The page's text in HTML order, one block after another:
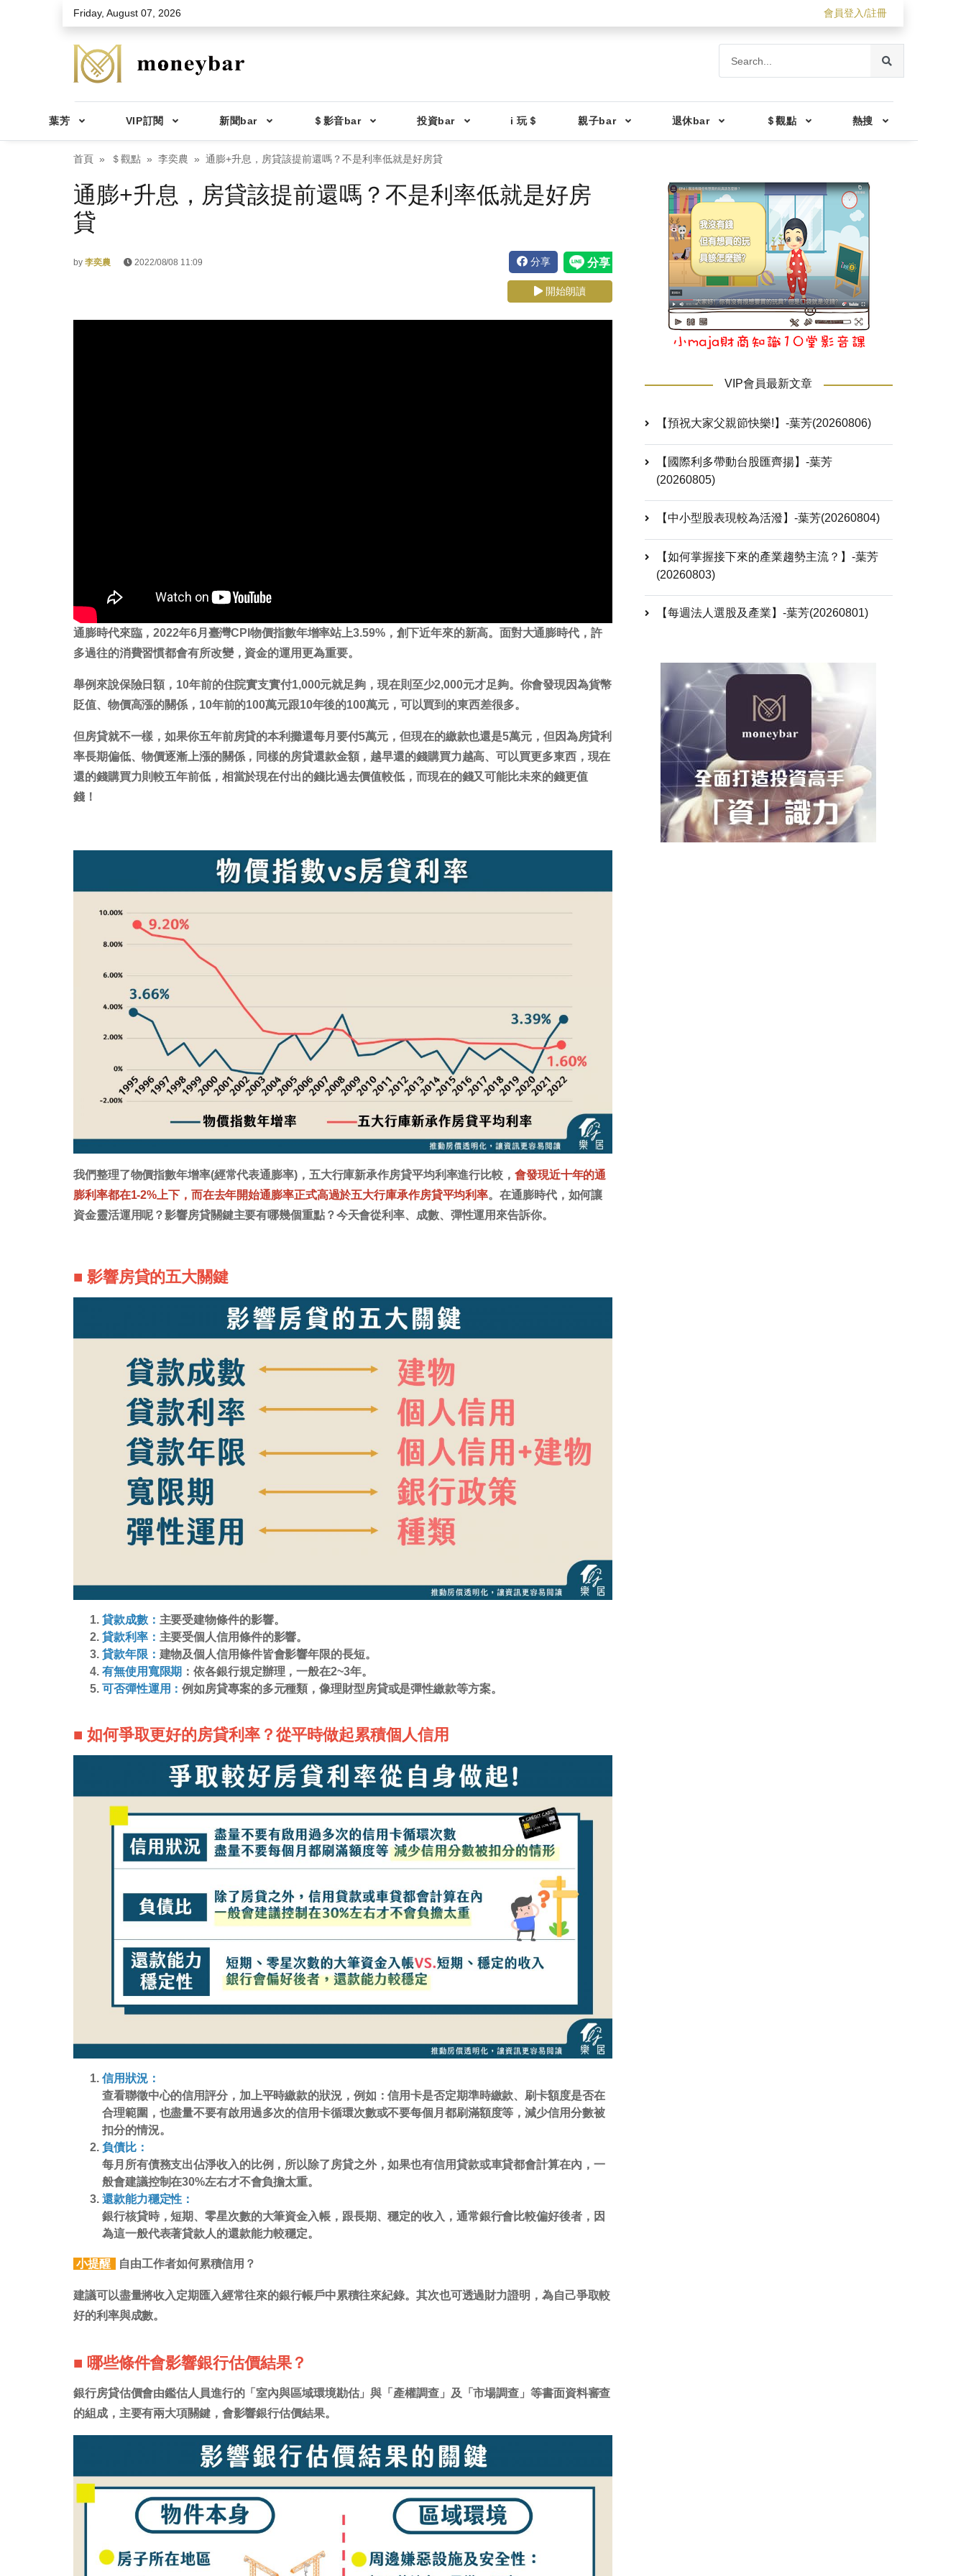
Skip to main contentFriday, August 07, 2026 會員登入/註冊
葉芳 VIP訂閱 新聞bar ＄影音bar 投資bar i 玩＄ 親子bar 退休bar ＄觀點 熱搜
首頁 ＄觀點 李奕農 通膨+升息，房貸該提前還嗎？不是利率低就是好房貸
通膨+升息，房貸該提前還嗎？不是利率低就是好房
貸
by 李奕農 2022/08/08 11:09 分享
開始朗讀
通膨時代來臨，2022年6月臺灣CPI物價指數年增率站上3.59%，創下近年來的新高。面對大通膨時代，許
多過往的消費習慣都會有所改變，資金的運用更為重要。
舉例來說保險日額，10年前的住院實支實付1,000元就足夠，現在則至少2,000元才足夠。你會發現因為貨幣
貶值、物價高漲的關係，10年前的100萬元跟10年後的100萬元，可以買到的東西差很多。
但房貸就不一樣，如果你五年前房貸的本利攤還每月要付5萬元，但現在的繳款也還是5萬元，但因為房貸利
率長期偏低、物價逐漸上漲的關係，同樣的房貸還款金額，越早還的錢購買力越高、可以買更多東西，現在
還的錢購買力則較五年前低，相當於現在付出的錢比過去價值較低，而現在的錢又可能比未來的錢更值
錢！
我們整理了物價指數年增率(經常代表通膨率)，五大行庫新承作房貸平均利率進行比較， 會發現近十年的通
膨利率都在1-2%上下，而在去年開始通膨率正式高過於五大行庫承作房貸平均利率。在通膨時代，如何讓
資金靈活運用呢？影響房貸關鍵主要有哪幾個重點？今天會從利率、成數、彈性運用來告訴你。
■ 影響房貸的五大關鍵
貸款成數： 主要受建物條件的影響。
貸款利率： 主要受個人信用條件的影響。
貸款年限： 建物及個人信用條件皆會影響年限的長短。
有無使用寬限期 ：依各銀行規定辦理，一般在2~3年。
可否彈性運用：例如房貸專案的多元種類，像理財型房貸或是彈性繳款等方案。
■ 如何爭取更好的房貸利率？從平時做起累積個人信用
信用狀況：
查看聯徵中心的信用評分，加上平時繳款的狀況，例如：信用卡是否定期準時繳款、刷卡額度是否在
合理範圍，也盡量不要有啟用過多次的信用卡循環次數或不要每個月都刷滿額度等，減少信用分數被
扣分的情況。
負債比：
每月所有債務支出佔淨收入的比例，所以除了房貸之外，如果也有信用貸款或車貸都會計算在內，一
般會建議控制在30%左右才不會負擔太重。
還款能力穩定性：
銀行核貸時，短期、零星次數的大筆資金入帳，跟長期、穩定的收入，通常銀行會比較偏好後者，因
為這一般代表著貸款人的還款能力較穩定。
小提醒 自由工作者如何累積信用？
建議可以盡量將收入定期匯入經常往來的銀行帳戶中累積往來紀錄。其次也可透過財力證明，為自己爭取較
好的利率與成數。
■ 哪些條件會影響銀行估價結果？
銀行房貸估價會由鑑估人員進行的「室內與區域環境勘估」與「產權調查」及「市場調查」等書面資料審查
的組成，主要有兩大項關鍵，會影響銀行估價結果。
VIP會員最新文章
【預祝大家父親節快樂!】-葉芳(20260806)
【國際利多帶動台股匯齊揚】-葉芳
(20260805)
【中小型股表現較為活潑】-葉芳(20260804)
【如何掌握接下來的產業趨勢主流？】-葉芳
(20260803)
【每週法人選股及產業】-葉芳(20260801)